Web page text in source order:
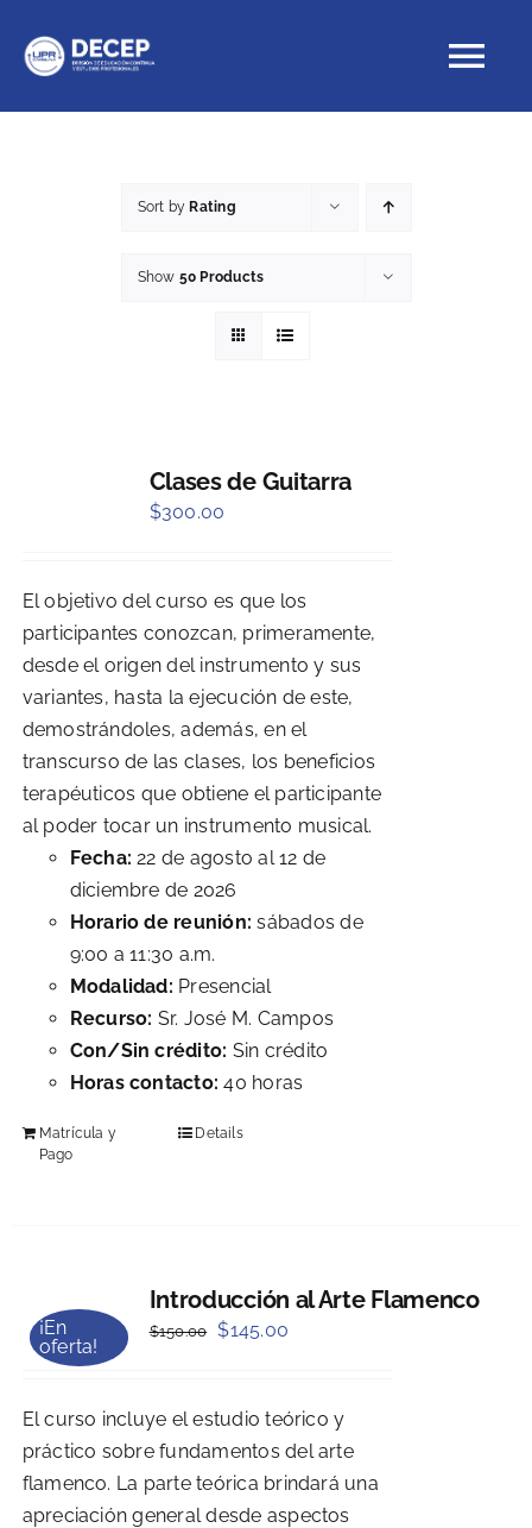
content
Sort by Rating
Show 50 Products
Clases de Guitarra
$300.00
El objetivo del curso es que los
participantes conozcan, primeramente,
desde el origen del instrumento y sus
variantes, hasta la ejecución de este,
demostrándoles, además, en el
transcurso de las clases, los beneficios
terapéuticos que obtiene el participante
al poder tocar un instrumento musical.
Fecha:22 de agosto al 12 de
diciembre de 2026
Horario de reunión: sábados de
9:00 a 11:30 a.m.
Modalidad: Presencial
Recurso: Sr. José M. Campos
Con/Sin crédito: Sin crédito
Horas contacto: 40 horas
Matrícula y
Pago
Details
¡En
oferta!
Introducción al Arte Flamenco
$150.00 Original
$150.00.
$145.00
$145.00.
El curso incluye el estudio teórico y
práctico sobre fundamentos del arte
flamenco. La parte teórica brindará una
apreciación general desde aspectos